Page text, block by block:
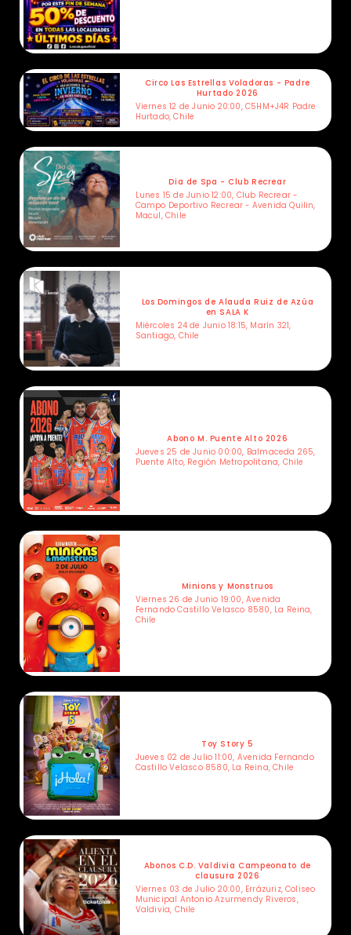
Circo Las Estrellas Voladoras - Padre
Hurtado 2026
Viernes 12 de Junio 20:00, C5HM+J4R Padre
Hurtado, Chile
Dia de Spa - Club Recrear
Lunes 15 de Junio 12:00, Club Recrear -
Campo Deportivo Recrear - Avenida Quilin,
Macul, Chile
Los Domingos de Alauda Ruiz de Azúa
en SALA K
Miércoles 24 de Junio 18:15, Marín 321,
Santiago, Chile
Abono M. Puente Alto 2026
Jueves 25 de Junio 00:00, Balmaceda 265,
Puente Alto, Región Metropolitana, Chile
Minions y Monstruos
Viernes 26 de Junio 19:00, Avenida
Fernando Castillo Velasco 8580, La Reina,
Chile
Toy Story 5
Jueves 02 de Julio 11:00, Avenida Fernando
Castillo Velasco 8580, La Reina, Chile
Abonos C.D. Valdivia Campeonato de
clausura 2026
Viernes 03 de Julio 20:00, Errázuriz, Coliseo
Municipal Antonio Azurmendy Riveros,
Valdivia, Chile